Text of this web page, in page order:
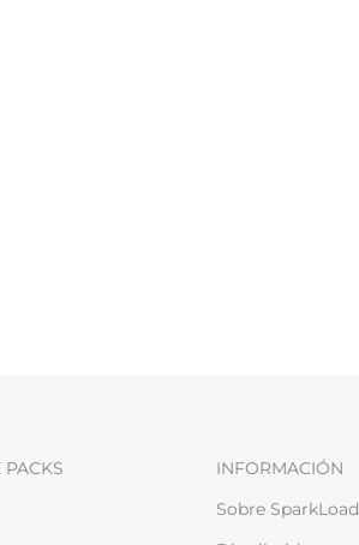
INFORMACIÓN
Sobre SparkLoad